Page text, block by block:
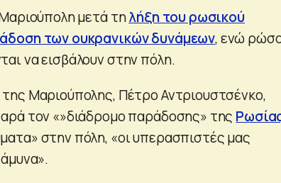
μετά τηλήξη του ρωσικού
των ουκρανικών δυνάμεων, ενώ
να εισβάλουν στην πόλη.
Μαριούπολης, Πέτρο Αντριουστσένκο,
τον «»διάδρομο παράδοσης» της
στην πόλη, «οι υπερασπιστές μας